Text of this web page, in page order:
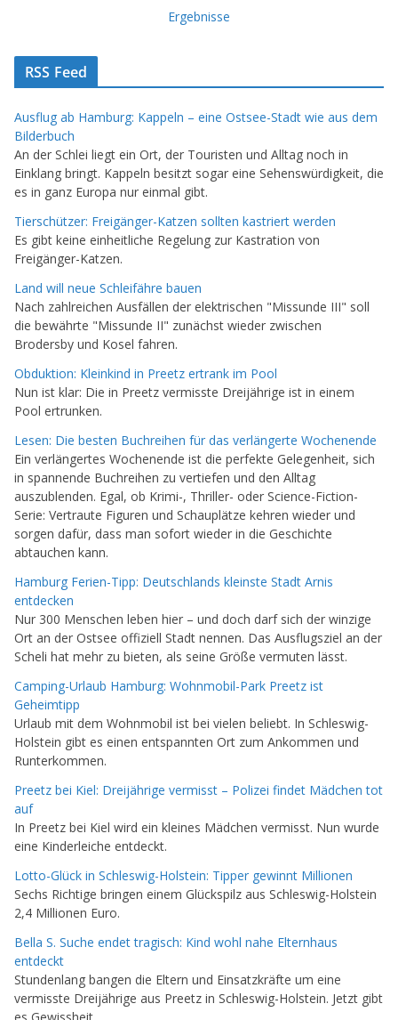
Ergebnisse
RSS Feed
Ausflug ab Hamburg: Kappeln – eine Ostsee-Stadt wie aus dem
Bilderbuch
An der Schlei liegt ein Ort, der Touristen und Alltag noch in
Einklang bringt. Kappeln besitzt sogar eine Sehenswürdigkeit, die
es in ganz Europa nur einmal gibt.
Tierschützer: Freigänger-Katzen sollten kastriert werden
Es gibt keine einheitliche Regelung zur Kastration von
Freigänger-Katzen.
Land will neue Schleifähre bauen
Nach zahlreichen Ausfällen der elektrischen "Missunde III" soll
die bewährte "Missunde II" zunächst wieder zwischen
Brodersby und Kosel fahren.
Obduktion: Kleinkind in Preetz ertrank im Pool
Nun ist klar: Die in Preetz vermisste Dreijährige ist in einem
Pool ertrunken.
Lesen: Die besten Buchreihen für das verlängerte Wochenende
Ein verlängertes Wochenende ist die perfekte Gelegenheit, sich
in spannende Buchreihen zu vertiefen und den Alltag
auszublenden. Egal, ob Krimi-, Thriller- oder Science-Fiction-
Serie: Vertraute Figuren und Schauplätze kehren wieder und
sorgen dafür, dass man sofort wieder in die Geschichte
abtauchen kann.
Hamburg Ferien-Tipp: Deutschlands kleinste Stadt Arnis
entdecken
Nur 300 Menschen leben hier – und doch darf sich der winzige
Ort an der Ostsee offiziell Stadt nennen. Das Ausflugsziel an der
Scheli hat mehr zu bieten, als seine Größe vermuten lässt.
Camping-Urlaub Hamburg: Wohnmobil-Park Preetz ist
Geheimtipp
Urlaub mit dem Wohnmobil ist bei vielen beliebt. In Schleswig-
Holstein gibt es einen entspannten Ort zum Ankommen und
Runterkommen.
Preetz bei Kiel: Dreijährige vermisst – Polizei findet Mädchen tot
auf
In Preetz bei Kiel wird ein kleines Mädchen vermisst. Nun wurde
eine Kinderleiche entdeckt.
Lotto-Glück in Schleswig-Holstein: Tipper gewinnt Millionen
Sechs Richtige bringen einem Glückspilz aus Schleswig-Holstein
2,4 Millionen Euro.
Bella S. Suche endet tragisch: Kind wohl nahe Elternhaus
entdeckt
Stundenlang bangen die Eltern und Einsatzkräfte um eine
vermisste Dreijährige aus Preetz in Schleswig-Holstein. Jetzt gibt